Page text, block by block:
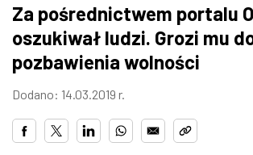
Za pośrednictwem portalu
oszukiwał ludzi. Grozi mu
pozbawienia wolności
Dodano: 14.03.2019 r.